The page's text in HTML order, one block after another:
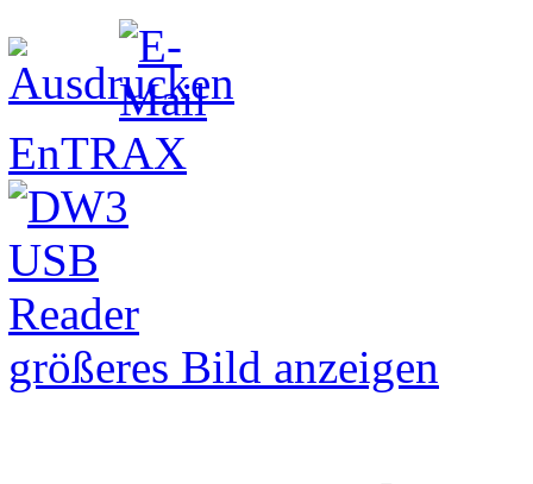
EnTRAX
größeres Bild anzeigen